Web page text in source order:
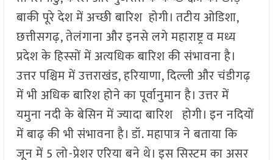
बाकी पूरे देश में अच्छी बारिश होगी। तटीय ओडिशा,
छत्तीसगढ़, तेलंगाना और इनसे लगे महाराष्ट्र व मध्य
प्रदेश के हिस्सों में अत्यधिक बारिश की संभावना है।
उत्तर पश्चिम में उत्तराखंड, हरियाणा, दिल्ली और चंडीगढ़
में भी अधिक बारिश होने का पूर्वानुमान है। उत्तर में
यमुना नदी के बेसिन में ज्यादा बारिश होगी। इन नदियों
में बाढ़ की भी संभावना है। डॉ. महापात्र ने बताया कि
जून में 5 लो-प्रेशर एरिया बने थे। इस सिस्टम का असर